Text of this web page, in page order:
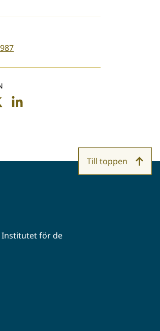
Dela
Institutet för de
Till toppen